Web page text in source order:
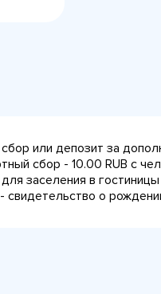
или депозит за
сбор - 10.00 RUB с
заселения в
свидетельство о